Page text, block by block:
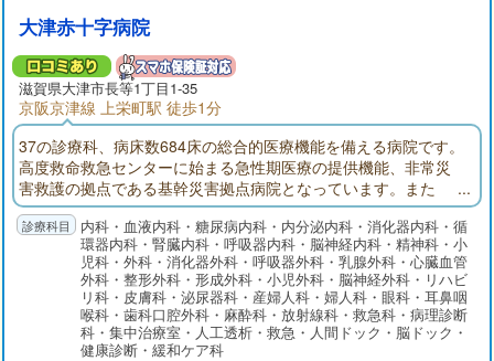
大津赤十字病院
滋賀県大津市長等1丁目1-35
京阪京津線 上栄町駅 徒歩1分
37の診療科、病床数684床の総合的医療機能を備える病院です。
高度救命救急センターに始まる急性期医療の提供機能、非常災
害救護の拠点である基幹災害拠点病院となっています。また
「地域医療支援病院」「がん診療連携拠点病院」の承認・指定
を受けています。内科・血液内科・糖尿病内科・内分泌内科・消化器内科・循
環器内科・腎臓内科・呼吸器内科・脳神経内科・精神科・小
児科・外科・消化器外科・呼吸器外科・乳腺外科・心臓血管
外科・整形外科・形成外科・小児外科・脳神経外科・リハビ
リ科・皮膚科・泌尿器科・産婦人科・婦人科・眼科・耳鼻咽
喉科・歯科口腔外科・麻酔科・放射線科・救急科・病理診断
科・集中治療室・人工透析・救急・人間ドック・脳ドック・
健康診断・緩和ケア科